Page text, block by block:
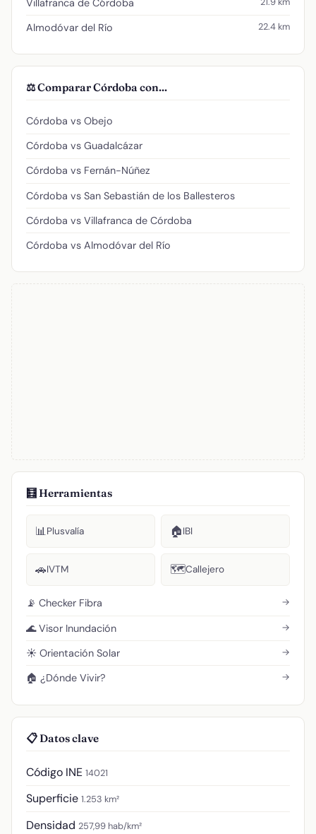
Almodóvar del Río 22.4 km
⚖️ Comparar Córdoba con...
Córdoba vs Obejo
Córdoba vs Guadalcázar
Córdoba vs Fernán-Núñez
Córdoba vs San Sebastián de los Ballesteros
Córdoba vs Villafranca de Córdoba
Córdoba vs Almodóvar del Río
🧮 Herramientas
📊Plusvalía 🏠IBI
🚗IVTM 🗺️Callejero
📡 Checker Fibra →
🌊 Visor Inundación →
☀️ Orientación Solar →
🏠 ¿Dónde Vivir? →
📋 Datos clave
Código INE 14021
Superficie 1.253 km²
Densidad 257,99 hab/km²